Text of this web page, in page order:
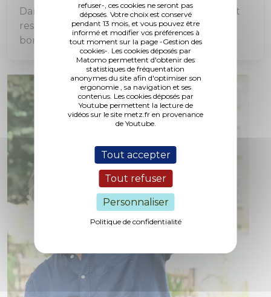
refuser-, ces cookies ne seront pas
déposés. Votre choix est conservé
pendant 13 mois, et vous pouvez être
informé et modifier vos préférences à
tout moment sur la page -Gestion des
cookies-. Les cookies déposés par
Matomo permettent d'obtenir des
statistiques de fréquentation
anonymes du site afin d'optimiser son
ergonomie , sa navigation et ses
contenus. Les cookies déposés par
Youtube permettent la lecture de
vidéos sur le site metz.fr en provenance
de Youtube.
Tout accepter
Tout refuser
Personnaliser
Politique de confidentialité
Dans leurs jardins privés, les habitants doivent
respecter la règlementation en adoptant de
bonnes pratiques au bénéfice de tous.